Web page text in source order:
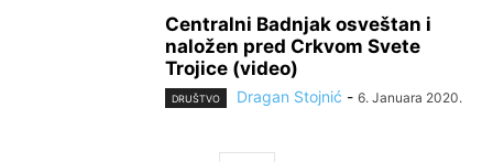
Centralni Badnjak osveštan i
naložen pred Crkvom Svete
Trojice (video)
DRUŠTVO Dragan Stojnić - 6. Januara 2020.